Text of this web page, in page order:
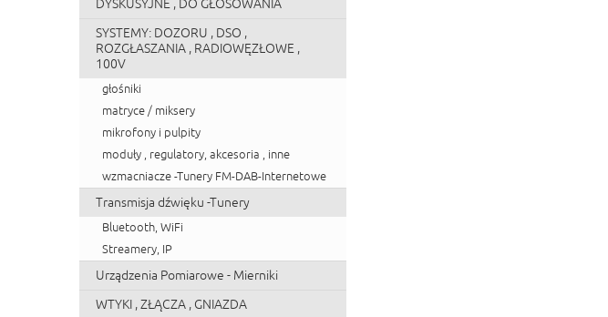
DYSKUSYJNE , DO GŁOSOWANIA
SYSTEMY: DOZORU , DSO ,
ROZGŁASZANIA , RADIOWĘZŁOWE ,
100V
głośniki
matryce / miksery
mikrofony i pulpity
moduły , regulatory, akcesoria , inne
wzmacniacze -Tunery FM-DAB-Internetowe
Transmisja dźwięku -Tunery
Bluetooth, WiFi
Streamery, IP
Urządzenia Pomiarowe - Mierniki
WTYKI , ZŁĄCZA , GNIAZDA